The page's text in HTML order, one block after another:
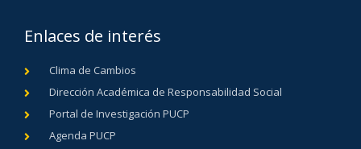
Enlaces de interés
Clima de Cambios
Dirección Académica de Responsabilidad Social
Portal de Investigación PUCP
Agenda PUCP